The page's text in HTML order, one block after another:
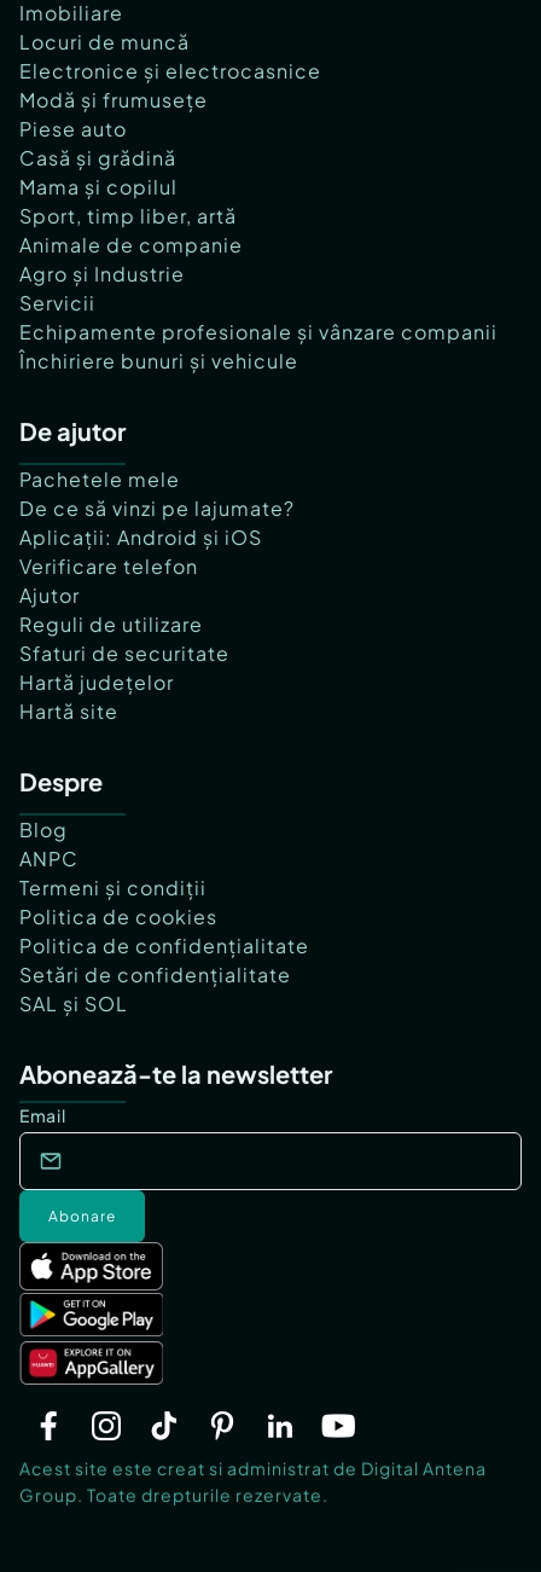
Imobiliare
Locuri de muncă
Electronice și electrocasnice
Modă și frumusețe
Piese auto
Casă și grădină
Mama și copilul
Sport, timp liber, artă
Animale de companie
Agro și Industrie
Servicii
Echipamente profesionale și vânzare companii
Închiriere bunuri și vehicule
De ajutor
Pachetele mele
De ce să vinzi pe lajumate?
Aplicații: Android și iOS
Verificare telefon
Ajutor
Reguli de utilizare
Sfaturi de securitate
Hartă județelor
Hartă site
Despre
Blog
ANPC
Termeni și condiții
Politica de cookies
Politica de confidențialitate
Setări de confidențialitate
SAL și SOL
Abonează-te la newsletter
Email
Abonare
Acest site este creat si administrat de Digital Antena
Group. Toate drepturile rezervate.